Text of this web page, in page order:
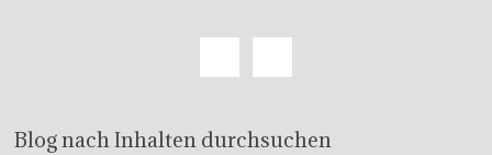
Blog nach Inhalten durchsuchen